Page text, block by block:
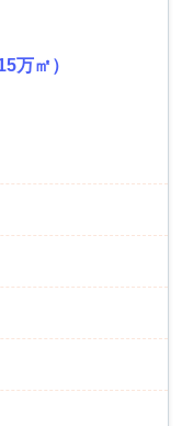
万㎡）